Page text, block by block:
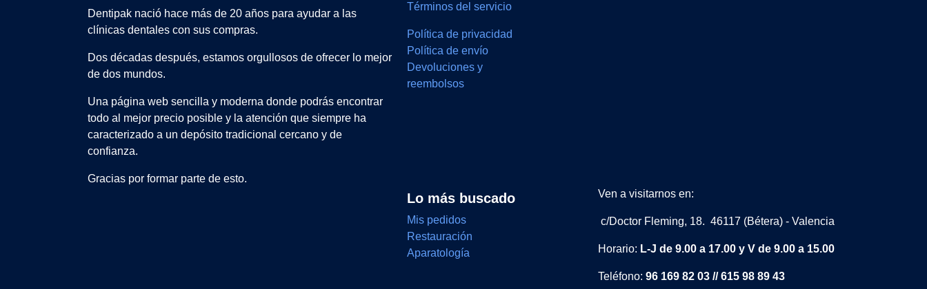
Lo más buscado
Mis pedidos
Restauración
Aparatología
Términos del servicio
Política de privacidad
Política de envío
Devoluciones y
reembolsos
Ven a visitarnos en:
c/Doctor Fleming, 18. 46117 (Bétera) - Valencia
Horario: L-J de 9.00 a 17.00 y V de 9.00 a 15.00
Teléfono: 96 169 82 03 // 615 98 89 43
Dentipak nació hace más de 20 años para ayudar a las
clínicas dentales con sus compras.
Dos décadas después, estamos orgullosos de ofrecer lo mejor
de dos mundos.
Una página web sencilla y moderna donde podrás encontrar
todo al mejor precio posible y la atención que siempre ha
caracterizado a un depósito tradicional cercano y de
confianza.
Gracias por formar parte de esto.